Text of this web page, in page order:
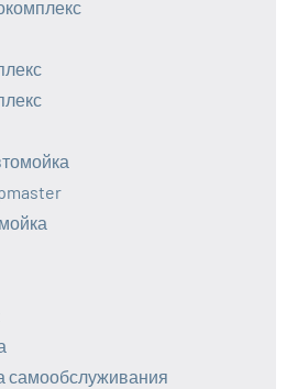
самообслуживания